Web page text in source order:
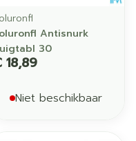
Antisnurk
30
18,89
Niet beschikbaar